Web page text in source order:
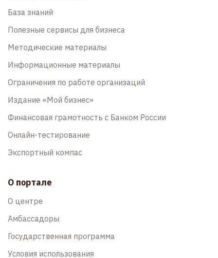
База знаний
Полезные сервисы для бизнеса
Методические материалы
Информационные материалы
Ограничения по работе организаций
Издание «Мой бизнес»
Финансовая грамотность с Банком России
Онлайн-тестирование
Экспортный компас
О портале
О центре
Амбассадоры
Государственная программа
Условия использования